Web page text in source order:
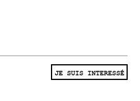
JE SUIS INTERESSÉ